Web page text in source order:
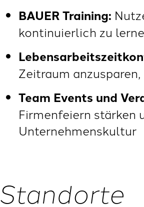
BAUER Training:
kontinuierlich zu
Zeitraum
Team Events und
Firmenfeiern stärken
Unternehmenskultur
Standorte